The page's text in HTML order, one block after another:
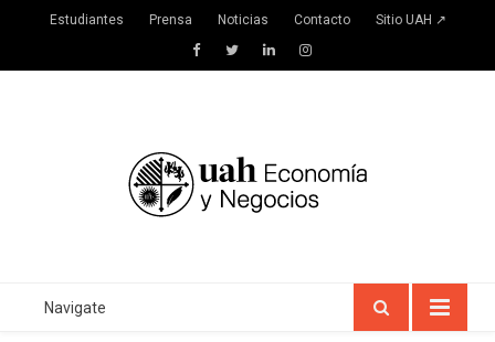
Estudiantes Prensa Noticias Contacto Sitio UAH ↗
FacebookTwitterLinkedInInstagram
Navigate